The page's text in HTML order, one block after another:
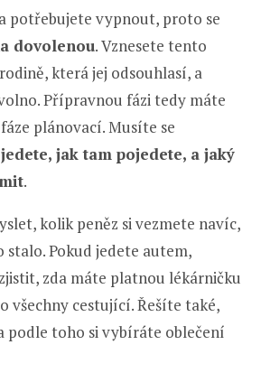
potřebujete vypnout, proto se
dovolenou. Vznesete tento
která jej odsouhlasí, a
Přípravnou fázi tedy máte
plánovací. Musíte se
jak tam pojedete, a jaký
.
kolik peněz si vezmete navíc,
stalo. Pokud jedete autem,
zda máte platnou lékárničku
všechny cestující. Řešíte také,
podle toho si vybíráte oblečení